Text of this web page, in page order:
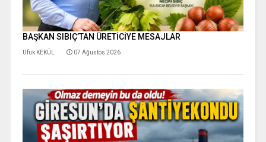
BAŞKAN SIBIÇ’TAN ÜRETİCİYE MESAJLAR
Ufuk KEKÜL 07 Ağustos 2026